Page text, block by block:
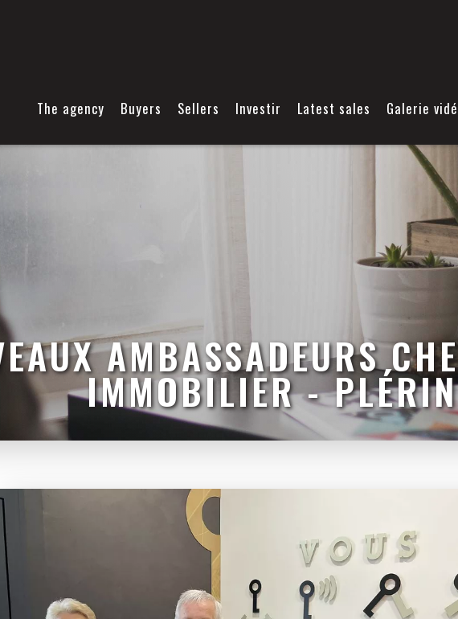
The agency Buyers Sellers Investir Latest sales Galerie
AMBASSADEURS
IMMOBILIER -